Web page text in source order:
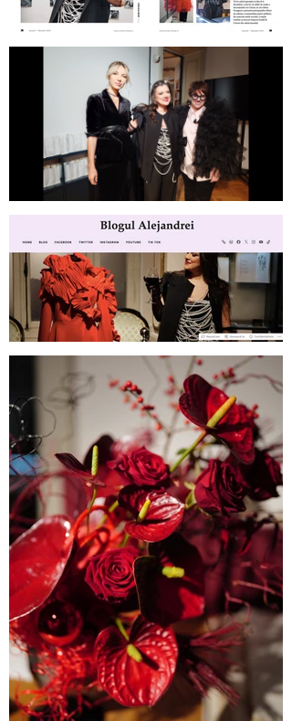
Revista Femeia on SABINNE 10
SABINNE 10 | Meet the Artist at
MNLR
Blogul Alejandrei on SABINNE 10